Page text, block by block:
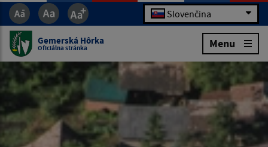
Slovenčina
Gemerská Hôrka
Oficiálna stránka Menu